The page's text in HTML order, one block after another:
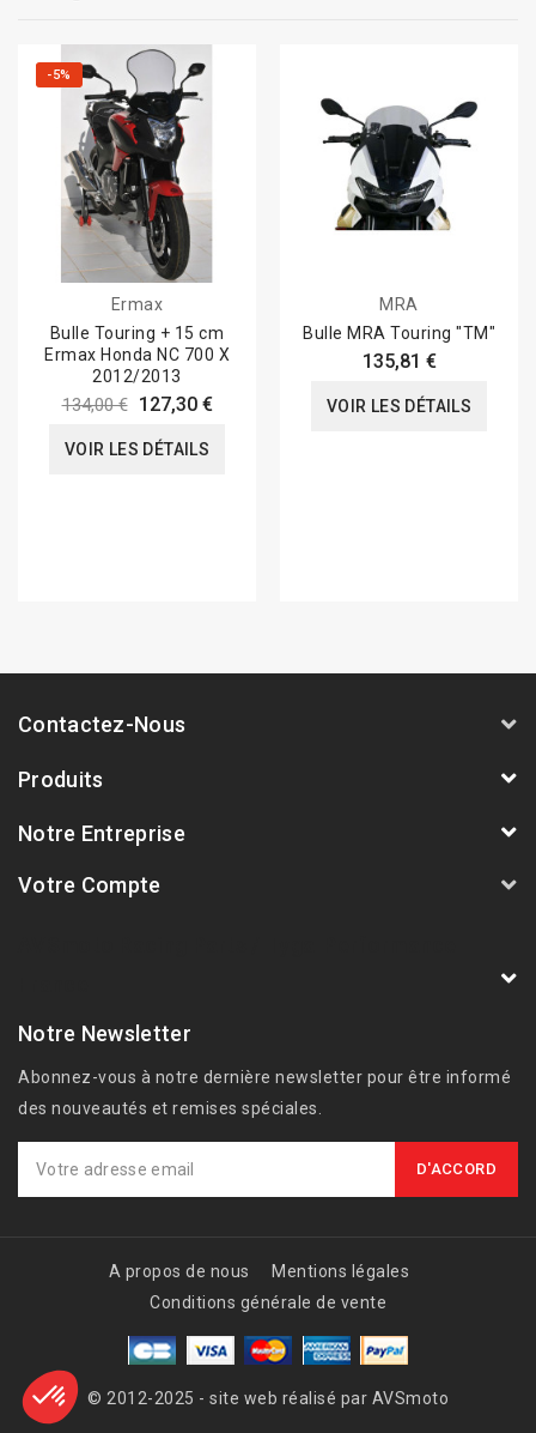
-5%
Ermax
Bulle Touring + 15 cm
Ermax Honda NC 700 X
2012/2013
134,00 € 127,30 €
VOIR LES DÉTAILS
MRA
Bulle MRA Touring "TM"
135,81 €
VOIR LES DÉTAILS
Contactez-Nous
Produits
Notre Entreprise
Votre Compte
Notre Newsletter
Abonnez-vous à notre dernière newsletter pour être informé
des nouveautés et remises spéciales.
A propos de nous
Mentions légales
Conditions générale de vente
© 2012-2025 - site web réalisé par AVSmoto